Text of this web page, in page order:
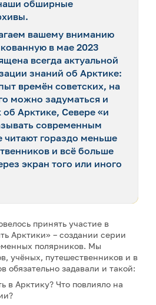
обширные
вашему вниманию
в мае 2023
всегда актуальной
знаний об Арктике:
времён советских, на
можно задуматься и
об Арктике, Севере «и
современным
читают гораздо меньше
и всё больше
экран того или иного
принять участие в
Арктики» – создании серии
полярников. Мы
учёных, путешественников и в
обязательно задавали и такой:
в Арктику? Что повлияло на